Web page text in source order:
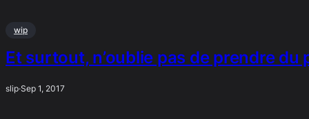
wip
Et surtout, n’oublie pas de prendre du
slip·Sep 1, 2017